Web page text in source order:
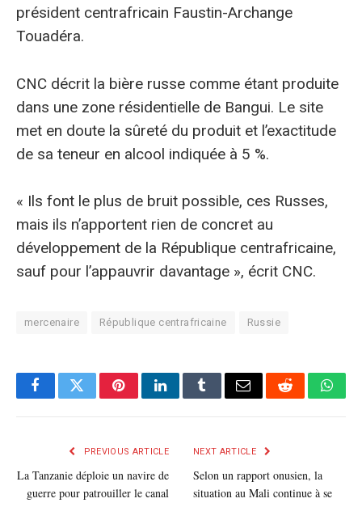
président centrafricain Faustin-Archange
Touadéra.
CNC décrit la bière russe comme étant produite
dans une zone résidentielle de Bangui. Le site
met en doute la sûreté du produit et l’exactitude
de sa teneur en alcool indiquée à 5 %.
« Ils font le plus de bruit possible, ces Russes,
mais ils n’apportent rien de concret au
développement de la République centrafricaine,
sauf pour l’appauvrir davantage », écrit CNC.
mercenaire République centrafricaine Russie
FacebookTwitterPinterestLinkedInTumblrE-
Reddit
PREVIOUS ARTICLE
La Tanzanie déploie un navire de
guerre pour patrouiller le canal
NEXT ARTICLE
Selon un rapport onusien, la
situation au Mali continue à se